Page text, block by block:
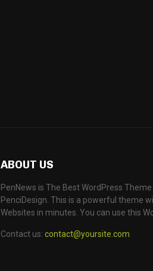
ABOUT US
PenNews is The Best WordPress
PenciDesign. This is a powerful theme
Websites in minutes. You can use this
Contact us: contact@yoursite.com